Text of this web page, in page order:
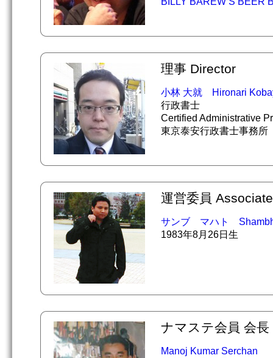
理事 Director
小林 大就 Hironari
行政書士
Certified Administrative
東京泰安行政書士事務所
運営委員
サンブ マハト
1983年8月26日生
ナマステ会員 会
Manoj Kumar Serchan